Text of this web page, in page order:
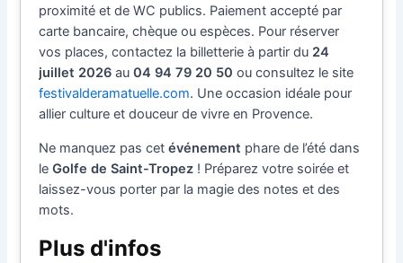
proximité et de WC publics. Paiement accepté par
carte bancaire, chèque ou espèces. Pour réserver
vos places, contactez la billetterie à partir du 24
juillet 2026 au04 94 79 20 50 ou consultez le site
festivalderamatuelle.com. Une occasion idéale pour
allier culture et douceur de vivre en Provence.
Ne manquez pas cetévénement phare de l’été dans
leGolfe de Saint-Tropez ! Préparez votre soirée et
laissez-vous porter par la magie des notes et des
mots.
Plus d'infos